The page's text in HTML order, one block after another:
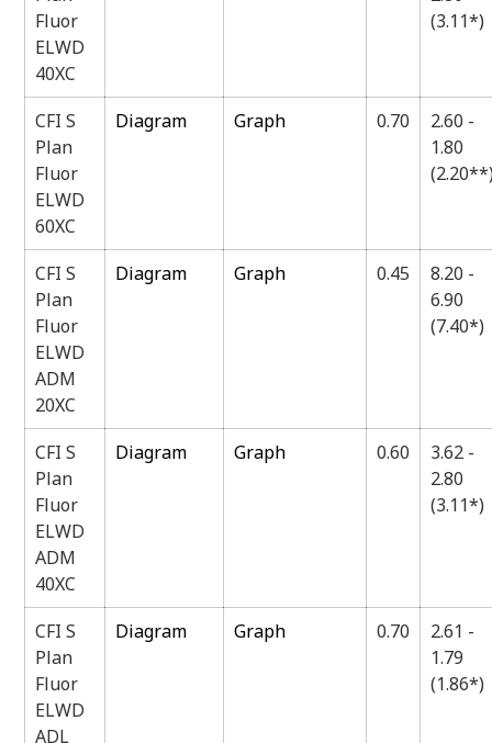
Fluor
ELWD
40XC
(3.11*)
CFI S
Plan
Fluor
ELWD
60XC
Diagram Graph 0.70
2.60 -
1.80
CFI S
Plan
Fluor
ELWD
ADM
20XC
Diagram Graph 0.45
8.20 -
6.90
(7.40*)
CFI S
Plan
Fluor
ELWD
ADM
40XC
Diagram Graph 0.60
3.62 -
2.80
(3.11*)
CFI S
Plan
Fluor
ELWD
ADL
Diagram Graph 0.70
2.61 -
1.79
(1.86*)